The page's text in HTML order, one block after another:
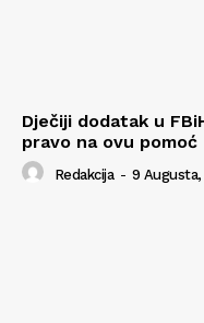
Dječiji dodatak u
pravo na ovu pomoć
Redakcija - 9